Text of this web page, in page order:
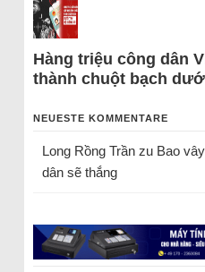
Hàng triệu công dân
thành chuột bạch
NEUESTE KOMMENTARE
Long Rồng Trầnzu Bao
dân sẽ thắng